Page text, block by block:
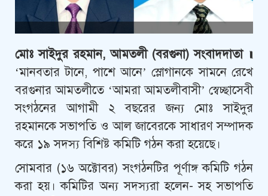
মোঃ সাইদুর রহমান, আমতলী (বরগুনা) সংবাদদাতা ॥
‘মানবতার টানে, পাশে আনে’ স্লোগানকে সামনে রেখে
বরগুনার আমতলীতে ‘আমরা আমতলীবাসী’ স্বেচ্ছাসেবী
সংগঠনের আগামী ২ বছরের জন্য মোঃ সাইদুর
রহমানকে সভাপতি ও আল জাবেরকে সাধারণ সম্পাদক
করে ১৯ সদস্য বিশিষ্ট কমিটি গঠন করা হয়েছে।
সোমবার (১৬ অক্টোবর) সংগঠনটির পূর্ণাঙ্গ কমিটি গঠন
করা হয়। কমিটির অন্য সদস্যরা হলেন- সহ সভাপতি